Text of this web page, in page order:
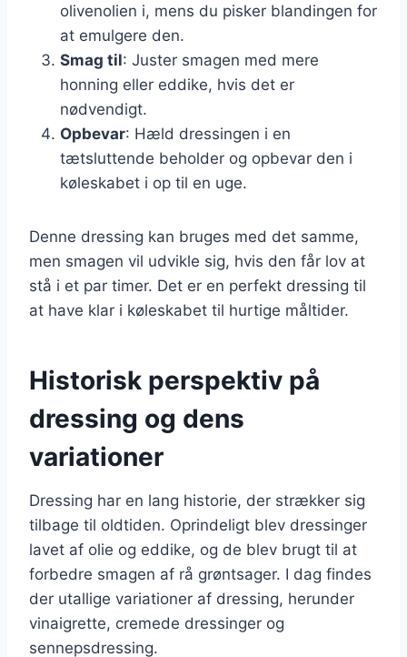
olivenolien i, mens du pisker blandingen for
at emulgere den.
Smag til: Juster smagen med mere
honning eller eddike, hvis det er
nødvendigt.
Opbevar: Hæld dressingen i en
tætsluttende beholder og opbevar den i
køleskabet i op til en uge.
Denne dressing kan bruges med det samme,
men smagen vil udvikle sig, hvis den får lov at
stå i et par timer. Det er en perfekt dressing til
at have klar i køleskabet til hurtige måltider.
Historisk perspektiv på
dressing og dens
variationer
Dressing har en lang historie, der strækker sig
tilbage til oldtiden. Oprindeligt blev dressinger
lavet af olie og eddike, og de blev brugt til at
forbedre smagen af rå grøntsager. I dag findes
der utallige variationer af dressing, herunder
vinaigrette, cremede dressinger og
sennepsdressing.